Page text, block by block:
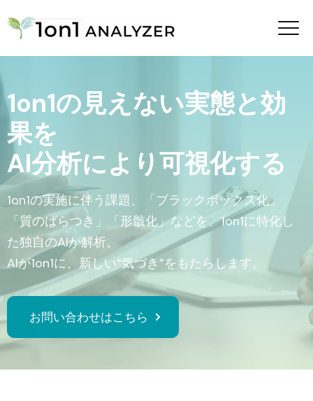
1on1の見えない実態と効
果を
AI分析により可視化する
1on1の実施に伴う課題、「ブラックボックス化」
「質のばらつき」「形骸化」などを、1on1に特化し
た独自のAIが解析。
AIが1on1に、新しい“気づき”をもたらします。
お問い合わせはこちら